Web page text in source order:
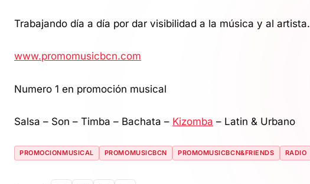
Trabajando día a día por dar visibilidad a la música y al artista.
www.promomusicbcn.com
Numero 1 en promoción musical
Salsa – Son – Timba – Bachata – Kizomba – Latin & Urbano
PROMOCIONMUSICAL PROMOMUSICBCN PROMOMUSICBCN&FRIENDS RADIO